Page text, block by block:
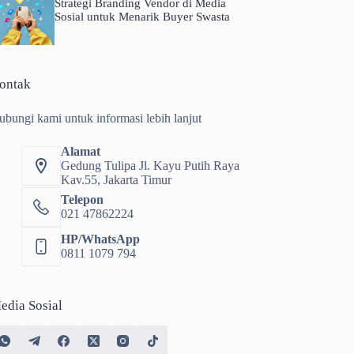
Strategi Branding Vendor di Media
Sosial untuk Menarik Buyer Swasta
kami untuk informasi lebih lanjut
Alamat
Gedung Tulipa Jl. Kayu Putih Raya
Kav.55, Jakarta Timur
Telepon
021 47862224
HP/WhatsApp
0811 1079 794
Sosial